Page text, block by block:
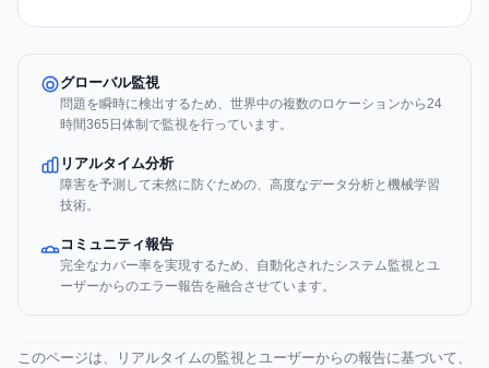
グローバル監視
問題を瞬時に検出するため、世界中の複数のロケーションから24
時間365日体制で監視を行っています。
リアルタイム分析
障害を予測して未然に防ぐための、高度なデータ分析と機械学習
技術。
コミュニティ報告
完全なカバー率を実現するため、自動化されたシステム監視とユ
ーザーからのエラー報告を融合させています。
このページは、リアルタイムの監視とユーザーからの報告に基づいて、